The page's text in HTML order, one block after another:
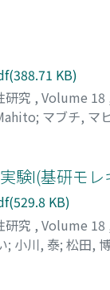
KB)
研究 , Volume 18
; マブチ, マ
験I(基研モ
KB)
研究 , Volume 18
; 小川, 泰; 松田,